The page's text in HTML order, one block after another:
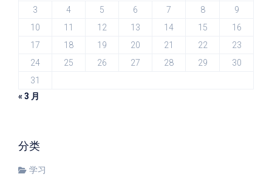
3
4 5 6 7 8
9
10
11 12 13 14 15
16
17
18 19 20 21 22
23
24
25 26 27 28 29
30
31
« 3 月
分类
学习